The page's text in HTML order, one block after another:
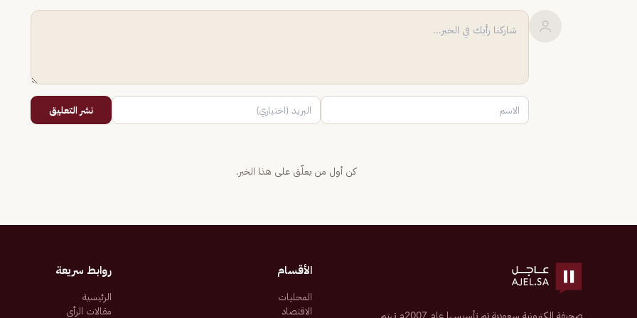
نشر التعليق
كن أول من يعلّق على هذا الخبر.
صحيفة إلكترونية سعودية تم تأسيسها عام 2007م تهتم
الأقسام
المحليات
الاقتصاد
روابط سريعة
الرئيسية
مقالات الرأي